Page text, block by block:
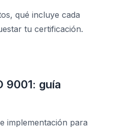
qué incluye cada
tu certificación.
9001: guía
implementación para